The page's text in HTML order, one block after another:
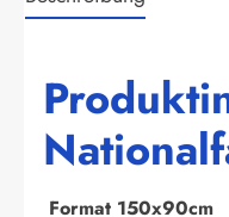
Format 150x90cm